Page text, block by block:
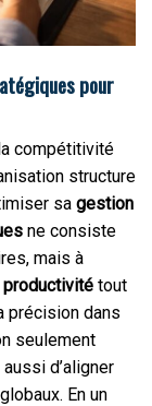
pour
compétitivité
structure
sa gestion
ne consiste
mais à
productivité tout
précision dans
seulement
d’aligner
En un